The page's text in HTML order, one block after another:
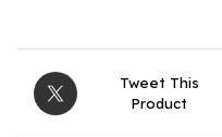
Tweet This
Product